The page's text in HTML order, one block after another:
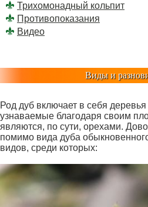
Трихомонадный кольпит
Противопоказания
Видео
Виды и
Род дуб включает в себя
узнаваемые благодаря своим
являются, по сути, орехами.
помимо вида дуба
видов, среди которых: